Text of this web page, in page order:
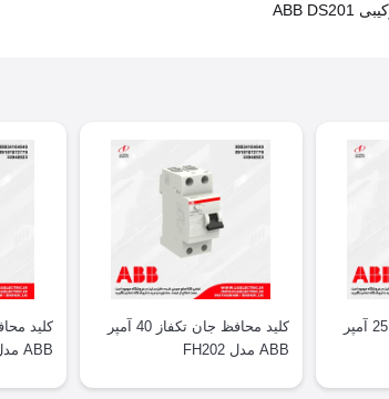
کلید محافظ جان تکفاز 25 آمپر
کلید محافظ جان تکفاز 40 آمپر
ABB مدل FH202
ABB مدل FH202